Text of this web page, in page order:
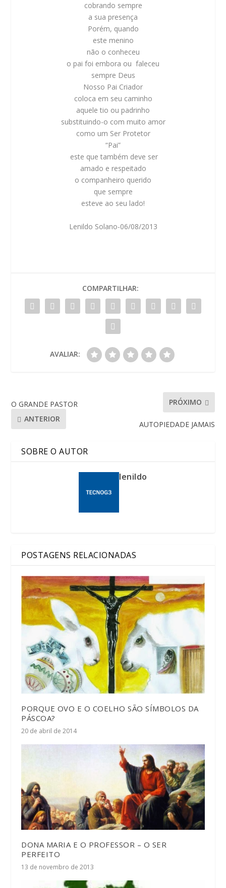
cobrando sempre
a sua presença
Porém, quando
este menino
não o conheceu
o pai foi embora ou faleceu
sempre Deus
Nosso Pai Criador
coloca em seu caminho
aquele tio ou padrinho
substituindo-o com muito amor
como um Ser Protetor
“Pai”
este que também deve ser
amado e respeitado
o companheiro querido
que sempre
esteve ao seu lado!
Lenildo Solano-06/08/2013
COMPARTILHAR:
AVALIAR:
O GRANDE PASTOR
ANTERIOR
PRÓXIMO
AUTOPIEDADE JAMAIS
SOBRE O AUTOR
lenildo
POSTAGENS RELACIONADAS
PORQUE OVO E O COELHO SÃO SÍMBOLOS DA
PÁSCOA?
20 de abril de 2014
DONA MARIA E O PROFESSOR – O SER
PERFEITO
13 de novembro de 2013